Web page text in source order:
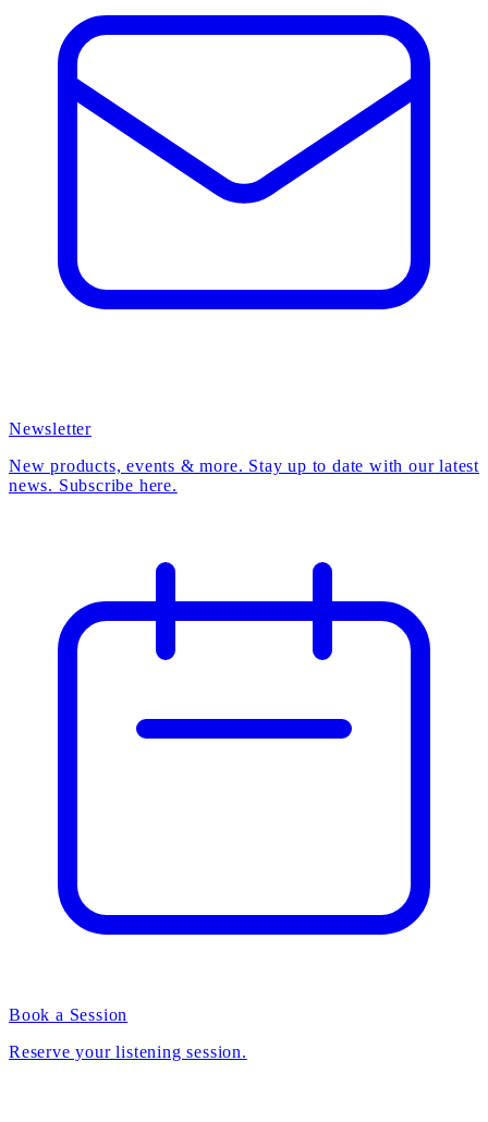
Newsletter
New products, events & more. Stay up to date with our latest
news. Subscribe here.
Book a Session
Reserve your listening session.